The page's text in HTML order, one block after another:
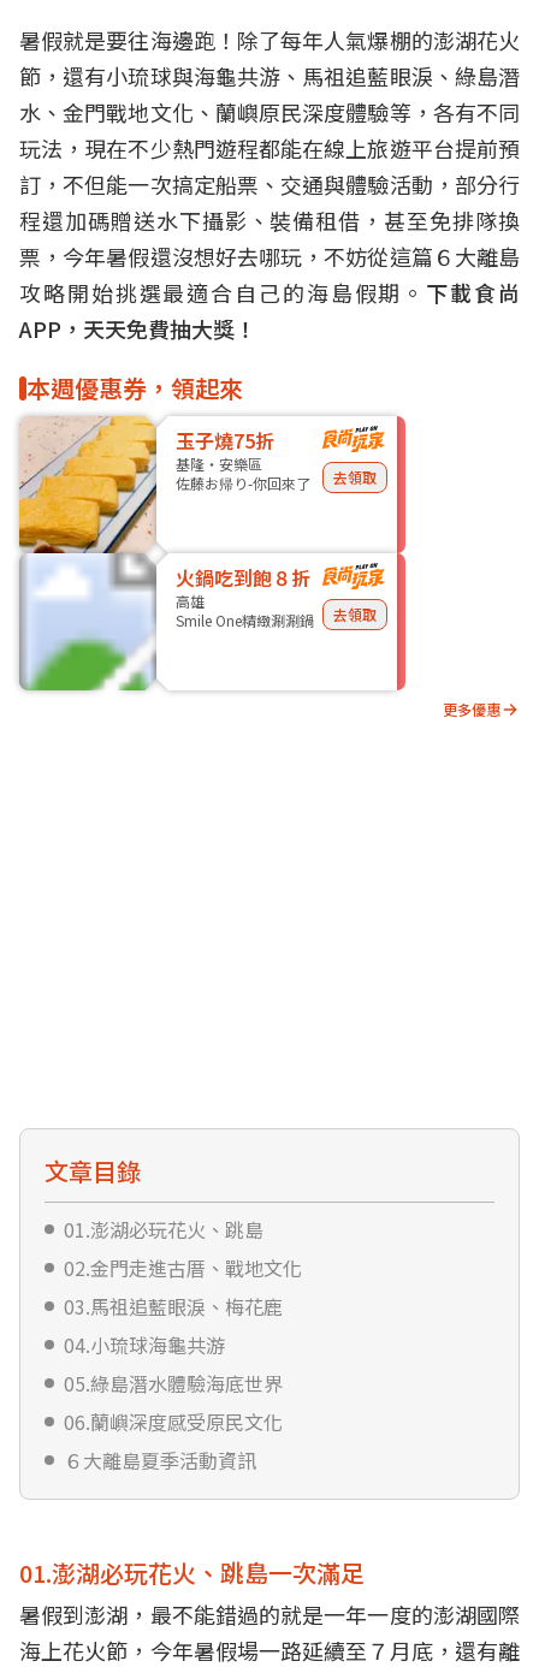
暑假就是要往海邊跑！除了每年人氣爆棚的澎湖花火
節，還有小琉球與海龜共游、馬祖追藍眼淚、綠島潛
水、金門戰地文化、蘭嶼原民深度體驗等，各有不同
玩法，現在不少熱門遊程都能在線上旅遊平台提前預
訂，不但能一次搞定船票、交通與體驗活動，部分行
程還加碼贈送水下攝影、裝備租借，甚至免排隊換
票，今年暑假還沒想好去哪玩，不妨從這篇６大離島
攻略開始挑選最適合自己的海島假期。 下載食尚
APP，天天免費抽大獎！
本週優惠券，領起來
玉子燒75折
基隆・安樂區
佐藤お帰り-你回來了
去領取
火鍋吃到飽８折
高雄
Smile One精緻涮涮鍋
去領取
更多優惠
文章目錄
01.澎湖必玩花火、跳島
02.金門走進古厝、戰地文化
03.馬祖追藍眼淚、梅花鹿
04.小琉球海龜共游
05.綠島潛水體驗海底世界
06.蘭嶼深度感受原民文化
６大離島夏季活動資訊
01.澎湖必玩花火、跳島一次滿足
暑假到澎湖，最不能錯過的就是一年一度的澎湖國際
海上花火節，今年暑假場一路延續至７月底，還有離